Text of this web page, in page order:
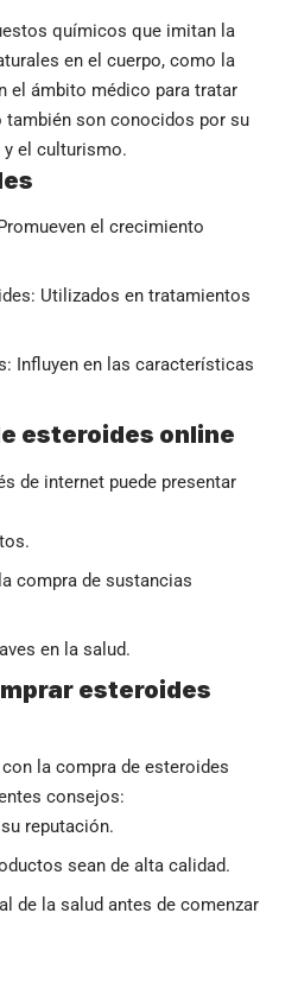
químicos que imitan la
en el cuerpo, como la
el ámbito médico para tratar
también son conocidos por su
y el culturismo.
el crecimiento
Utilizados en tratamientos
Influyen en las características
esteroides online
de internet puede presentar
compra de sustancias
en la salud.
esteroides
la compra de esteroides
consejos:
reputación.
sean de alta calidad.
de la salud antes de comenzar